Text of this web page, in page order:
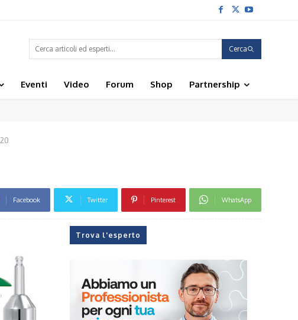
Cerca
Eventi Video Forum Shop Partnership
Facebook Twitter Pinterest WhatsApp
Trova l'esperto